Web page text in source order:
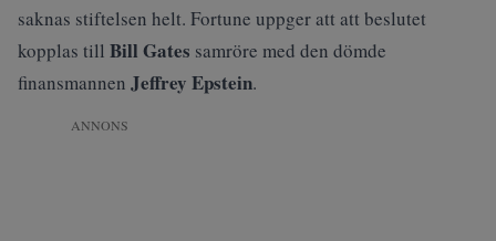
saknas stiftelsen helt. Fortune uppger att att beslutet
kopplas till Bill Gates samröre med den dömde
finansmannen Jeffrey Epstein.
ANNONS